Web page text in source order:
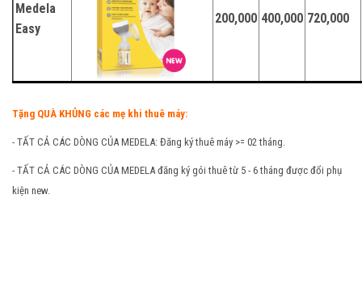
Medela
Easy
200,000 400,000 720,000
Tặng QUÀ KHỦNG các mẹ khi thuê máy:
- TẤT CẢ CÁC DÒNG CỦA MEDELA: Đăng ký thuê máy >= 02 tháng.
- TẤT CẢ CÁC DÒNG CỦA MEDELA đăng ký gói thuê từ 5 - 6 tháng được đổi phụ
kiện new.